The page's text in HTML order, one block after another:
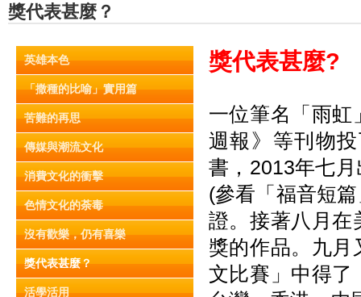
獎代表甚麼？
英雄本色
「撒種的比喻」實用篇
苦難的再思
傳媒與潮流文化
消費文化的衝擊
色情文化的荼毒
沒有歡樂，仍有喜樂
獎代表甚麼？
活學活用
獎代表甚麼?
一位筆名「雨虹
週報》等刊物
書，2013年七
(參看「福音短
證。接著八月在
獎的作品。九月
文比賽」中得了